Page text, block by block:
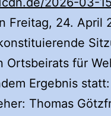
Freitag, 24. April
Ortsbeirats für
Ergebnis statt:
Thomas